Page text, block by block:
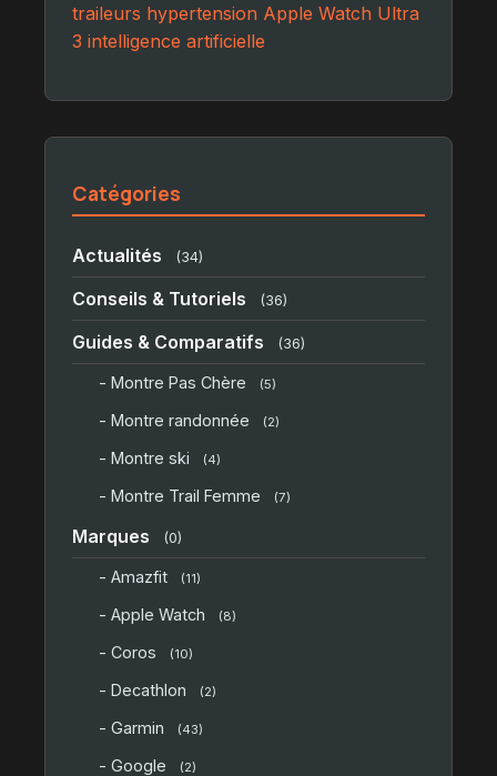
traileurs hypertension Apple Watch Ultra
3 intelligence artificielle
Catégories
Actualités (34)
Conseils & Tutoriels (36)
Guides & Comparatifs (36)
- Montre Pas Chère (5)
- Montre randonnée (2)
- Montre ski (4)
- Montre Trail Femme (7)
Marques (0)
- Amazfit (11)
- Apple Watch (8)
- Coros (10)
- Decathlon (2)
- Garmin (43)
- Google (2)